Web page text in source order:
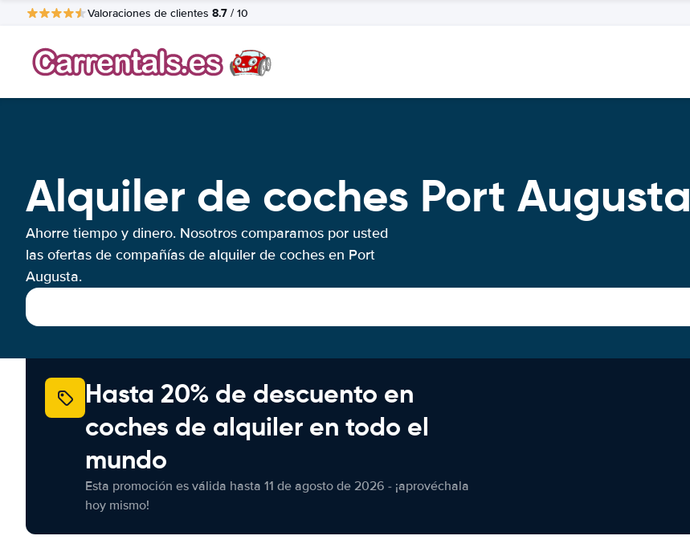
Valoraciones de clientes 8.7 / 10
Alquiler de coches Port Augusta
Ahorre tiempo y dinero. Nosotros comparamos por usted
las ofertas de compañías de alquiler de coches en Port
Augusta.
Hasta 20% de descuento en
coches de alquiler en todo el
mundo
Esta promoción es válida hasta 11 de agosto de 2026 - ¡aprovéchala
hoy mismo!